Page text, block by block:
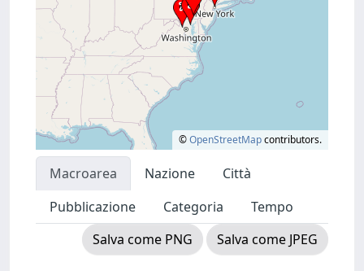
©OpenStreetMapcontributors.
Macroarea Nazione
Città
Pubblicazione
Categoria
Tempo
Salva come PNG
Salva come JPEG